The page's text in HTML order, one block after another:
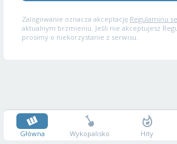
Zalogowanie oznacza akceptację Regulaminu
aktualnym brzmieniu. Jeśli nie akceptujesz
prosimy o niekorzystanie z serwisu.
Główna Wykopalisko Hity